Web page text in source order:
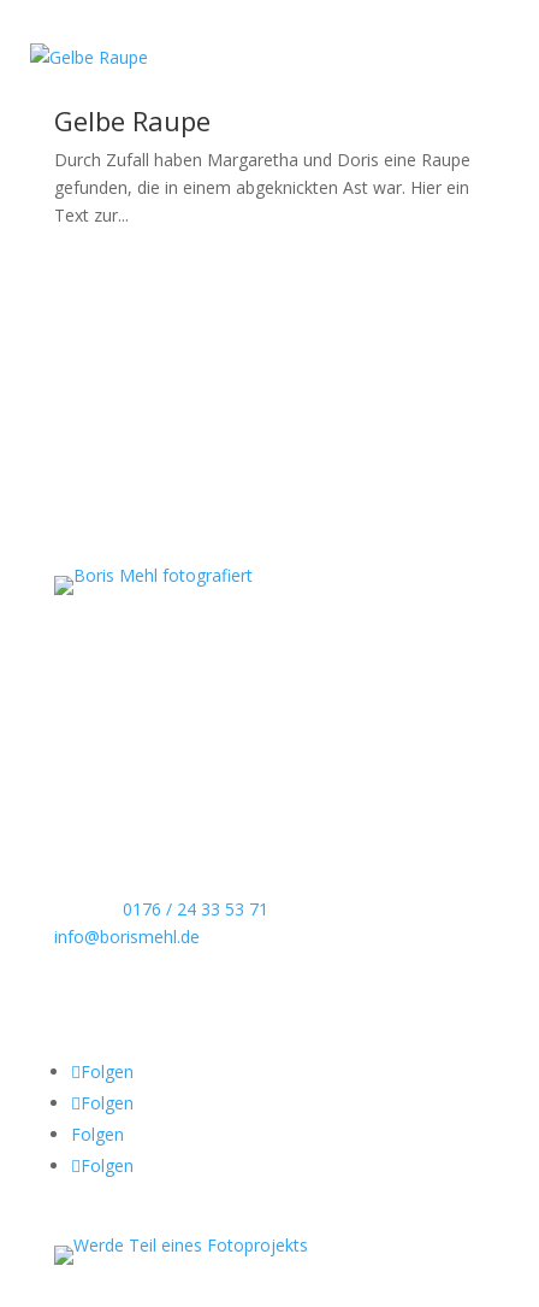
Gelbe Raupe
Durch Zufall haben Margaretha und Doris eine Raupe
gefunden, die in einem abgeknickten Ast war. Hier ein
Text zur...
0176 / 24 33 53 71
info@borismehl.de
Folgen
Folgen
Folgen
Folgen